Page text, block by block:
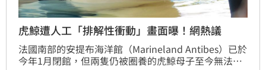
虎鯨遭人工「排解性衝動」畫面曝！網熱議
法國南部的安提布海洋館（Marineland Antibes）已於
今年1月閉館，但兩隻仍被圈養的虎鯨母子至今無法安